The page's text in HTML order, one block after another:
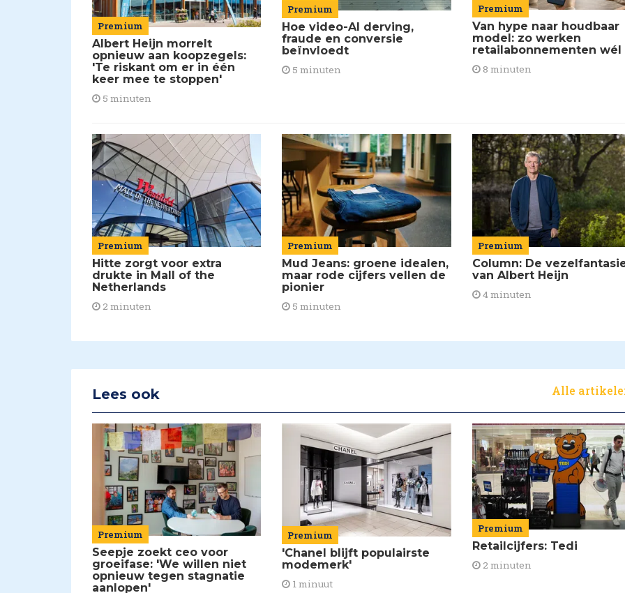
Premium
Albert Heijn morrelt
opnieuw aan koopzegels:
'Te riskant om er in één
keer mee te stoppen'
5 minuten
Premium
Hoe video-AI derving,
fraude en conversie
beïnvloedt
5 minuten
Premium
Van hype naar houdbaar
model: zo werken
retailabonnementen wél
8 minuten
Premium
Hitte zorgt voor extra
drukte in Mall of the
Netherlands
2 minuten
Premium
Mud Jeans: groene idealen,
maar rode cijfers vellen de
pionier
5 minuten
Premium
Column: De
van Albert Heijn
4 minuten
Lees ook Alle
Premium
Seepje zoekt ceo voor
groeifase: 'We willen niet
opnieuw tegen stagnatie
aanlopen'
Premium
'Chanel blijft populairste
modemerk'
1 minuut
Premium
Retailcijfers: Tedi
2 minuten